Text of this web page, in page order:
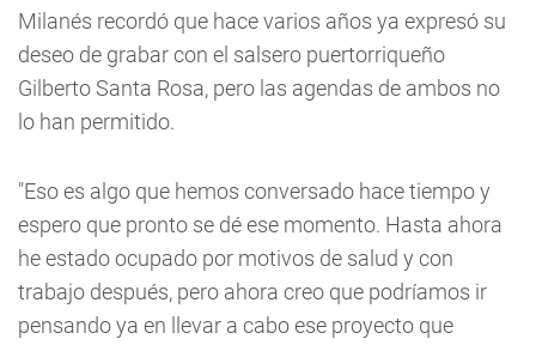
Milanés recordó que hace varios años ya expresó su
deseo de grabar con el salsero puertorriqueño
Gilberto Santa Rosa, pero las agendas de ambos no
lo han permitido.
"Eso es algo que hemos conversado hace tiempo y
espero que pronto se dé ese momento. Hasta ahora
he estado ocupado por motivos de salud y con
trabajo después, pero ahora creo que podríamos ir
pensando ya en llevar a cabo ese proyecto que